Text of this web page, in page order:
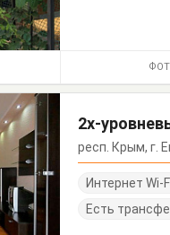
2х-
респ. Крым, г.
Интернет Wi-
Есть